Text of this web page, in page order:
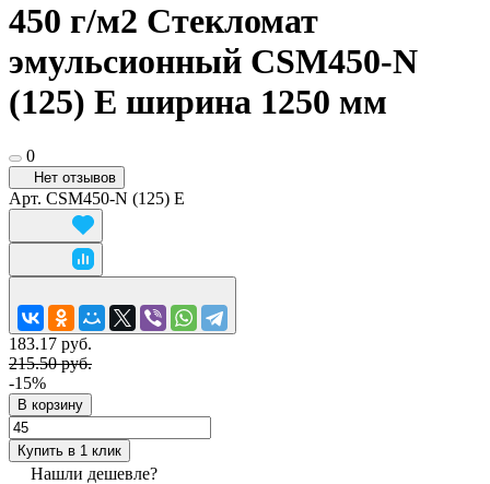
450 г/м2 Стекломат
эмульсионный CSM450-N
(125) E ширина 1250 мм
0
Нет отзывов
Арт. CSM450-N (125) E
183.17 руб.
215.50 руб.
-15%
В корзину
Купить в 1 клик
Нашли дешевле?